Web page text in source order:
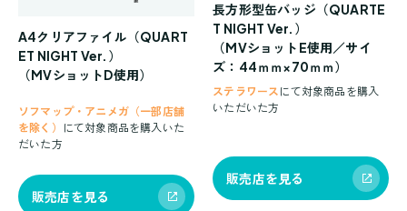
A4クリアファイル（QUART
ET NIGHT Ver.）
（MVショットD使用）
ソフマップ・アニメガ（一部店舗
を除く）
にて対象商品を購入いた
だいた方
販売店を見る
長方形型缶バッジ（QUARTE
T NIGHT Ver.）
（MVショットE使用／サイ
ズ：44ｍｍ×70ｍｍ）
ステラワース にて対象商品を購入
いただいた方
販売店を見る